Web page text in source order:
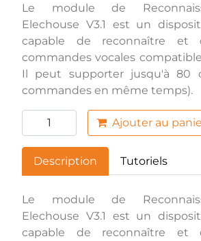
Le module de
Elechouse V3.1 est un
capable de reconnaître et
commandes vocales
Il peut supporter jusqu'à 80
commandes en même temps).
Ajouter au
Description Tutoriels
Le module de
Elechouse V3.1 est un
capable de reconnaître et